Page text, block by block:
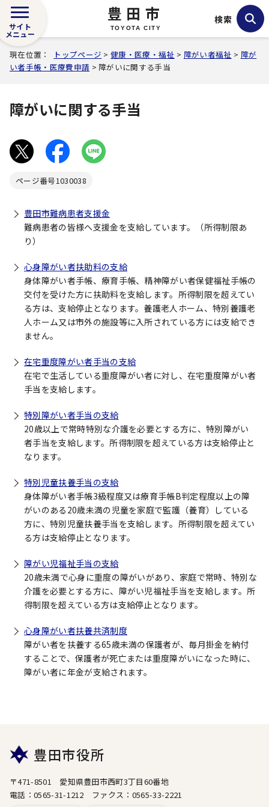
豊田市
TOYOTA CITY
サイト
メニュー
検索
現在位置： トップページ >健康・医療・福祉 > 障がい者福祉 > 障が
い者手帳・医療費申請 > 障がいに関する手当
障がいに関する手当
ページ番号1030038
豊田市難病患者支援金
難病患者の皆様へ支援金を支給しています。（所得制限あ
り）
心身障がい者扶助料の支給
身体障がい者手帳、療育手帳、精神障がい者保健福祉手帳の
交付を受けた方に扶助料を支給します。所得制限を超えてい
る方は、支給停止となります。養護老人ホーム、特別養護老
人ホーム又は市外の施設等に入所されている方には支給でき
ません。
在宅重度障がい者手当の支給
在宅で生活している重度障がい者に対し、在宅重度障がい者
手当を支給します。
特別障がい者手当の支給
20歳以上で常時特別な介護を必要とする方に、特別障がい
者手当を支給します。所得制限を超えている方は支給停止と
なります。
特別児童扶養手当の支給
身体障がい者手帳3級程度又は療育手帳B判定程度以上の障
がいのある20歳未満の児童を家庭で監護（養育）している
方に、特別児童扶養手当を支給します。所得制限を超えてい
る方は支給停止となります。
障がい児福祉手当の支給
20歳未満で心身に重度の障がいがあり、家庭で常時、特別な
介護を必要とする方に、障がい児福祉手当を支給します。所
得制限を超えている方は支給停止となります。
心身障がい者扶養共済制度
障がい者を扶養する65歳未満の保護者が、毎月掛金を納付
することで、保護者が死亡または重度障がいになった時に、
障がい者に年金が支給されます。
豊田市役所
〒471-8501 愛知県豊田市西町3丁目60番地
電話：0565-31-1212 ファクス：0565-33-2221